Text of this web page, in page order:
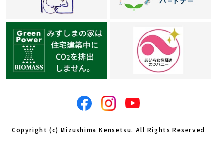
Copyright (c) Mizushima Kensetsu. All Rights Reserved